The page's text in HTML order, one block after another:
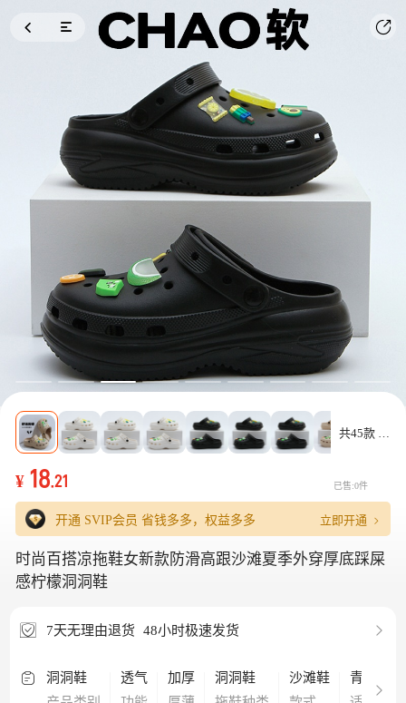
共45款
¥ 18.21 已售:0件
开通 SVIP会员 省钱多多，权益多多 立即开通
时尚百搭凉拖鞋女新款防滑高跟沙滩夏季外穿厚底踩屎
感柠檬洞洞鞋
7天无理由退货 48小时极速发货
洞洞鞋
透气
加厚
洞洞鞋
沙滩鞋
青年